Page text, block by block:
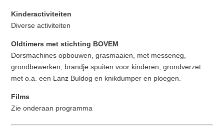
Kinderactiviteiten
Diverse activiteiten
Oldtimers met stichting BOVEM
Dorsmachines opbouwen, grasmaaien, met messeneg,
grondbewerken, brandje spuiten voor kinderen, grondverzet
met o.a. een Lanz Buldog en knikdumper en ploegen.
Films
Zie onderaan programma